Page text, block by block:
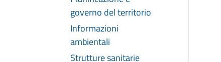
governo del territorio
Informazioni
ambientali
Strutture sanitarie